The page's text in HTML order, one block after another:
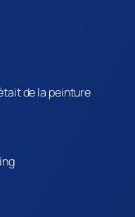
de la peinture